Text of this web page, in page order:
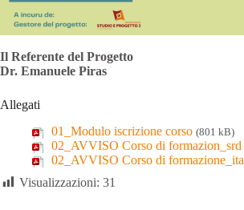
Il Referente del Progetto
Dr. Emanuele Piras
Allegati
01_Modulo iscrizione corso (801 kB)
02_AVVISO Corso di formazion_srd
02_AVVISO Corso di formazione_ita
Visualizzazioni: 31